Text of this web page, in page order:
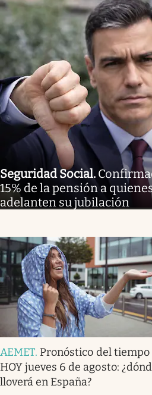
Seguridad Social.
15% de la pensión a
adelanten su jubilación
AEMET. Pronóstico del tiempo
HOY jueves 6 de agosto:
lloverá en España?